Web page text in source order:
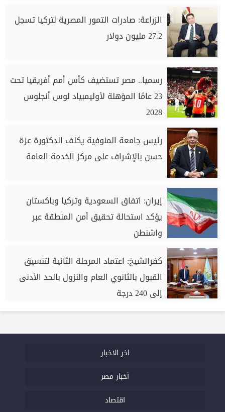
الزراعة: صادرات التمور المصرية لتركيا تسجل
27.2 مليون دولار
رسميا.. مصر تستضيف كأس أمم أفريقيا تحت
23 عامًا المؤهلة لأوليمبياد لوس أنجلوس
2028
رئيس جامعة المنوفية يكلف الدكتورة عزة
حسن بالإشراف على مركز الخدمة العامة
إيران: اتفاق السعودية وتركيا وباكستان
يؤكد استحالة تحقيق أمن المنطقة عبر
واشنطن
كفرالشيخ: اعتماد المرحلة الثانية لتنسيق
القبول بالثانوي العام والنزول بالحد الأدنى
إلى 240 درجة
اخر الاخبار
أخبار مصر
اقتصاد